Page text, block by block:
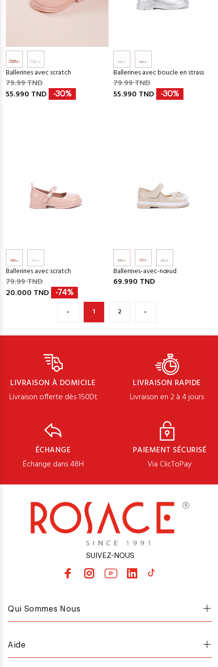
Ballerines avec scratch
79.99 TND
55.990 TND
-30%
Ballerines avec boucle en strass
79.99 TND
55.990 TND
-30%
Ballerines avec scratch
79.99 TND
20.000 TND
-74%
Ballerines-avec-nœud
69.990 TND
‹ 1 2 ›
LIVRAISON À DOMICILE
Livraison offerte dès 150Dt
LIVRAISON RAPIDE
Livraison en 2 à 4 jours
ÉCHANGE
Échange dans 48H
PAIEMENT SÉCURISÉ
Via ClicToPay
SUIVEZ-NOUS
Qui Sommes Nous
Aide